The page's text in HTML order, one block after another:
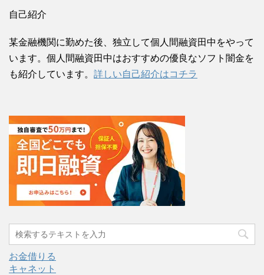
自己紹介
某金融機関に勤めた後、独立して個人間融資田中をやって
います。個人間融資田中はおすすめの優良なソフト闇金を
も紹介しています。 詳しい自己紹介はコチラ
お金借りる
キャネット